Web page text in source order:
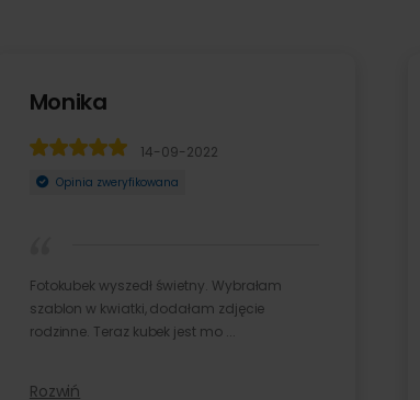
14-09-2022
zweryfikowana
wyszedł świetny. Wybrałam
w kwiatki, dodałam zdjęcie
Teraz kubek jest mo ...
prosty,
nich
14-09-2022
zweryfikowana
wyszedł świetny. Wybrałam
w kwiatki, dodałam zdjęcie
Teraz kubek jest mo ...
prosty,
nich